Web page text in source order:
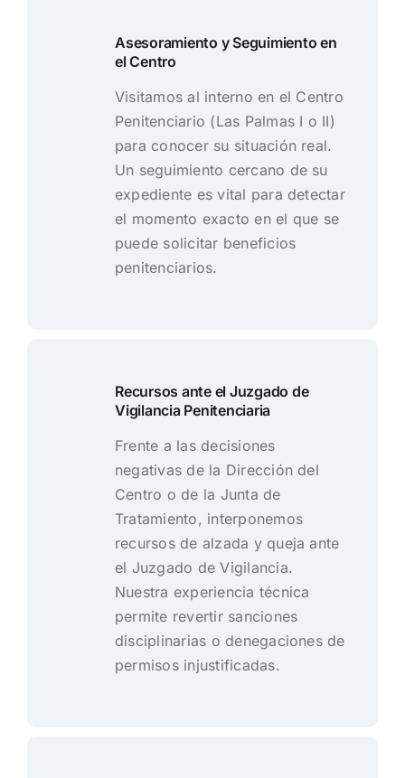
Asesoramiento y Seguimiento en
el Centro
Visitamos al interno en el Centro
Penitenciario (Las Palmas I o II)
para conocer su situación real.
Un seguimiento cercano de su
expediente es vital para detectar
el momento exacto en el que se
puede solicitar beneficios
penitenciarios.
Recursos ante el Juzgado de
Vigilancia Penitenciaria
Frente a las decisiones
negativas de la Dirección del
Centro o de la Junta de
Tratamiento, interponemos
recursos de alzada y queja ante
el Juzgado de Vigilancia.
Nuestra experiencia técnica
permite revertir sanciones
disciplinarias o denegaciones de
permisos injustificadas.